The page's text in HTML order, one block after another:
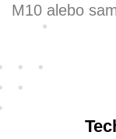
M10 alebo